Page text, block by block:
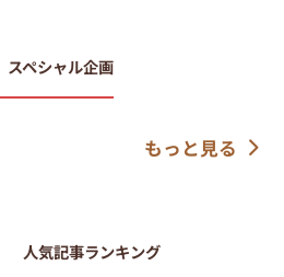
スペシャル企画
もっと見る
人気記事ランキング